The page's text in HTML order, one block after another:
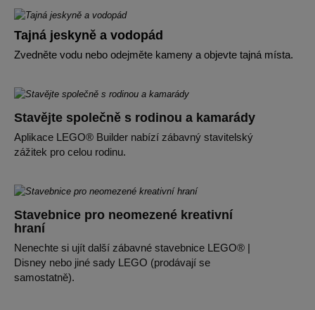
Tajná jeskyně a vodopád
Zvedněte vodu nebo odejměte kameny a objevte tajná místa.
Stavějte společně s rodinou a kamarády
Aplikace LEGO® Builder nabízí zábavný stavitelský
zážitek pro celou rodinu.
Stavebnice pro neomezené kreativní
hraní
Nenechte si ujít další zábavné stavebnice LEGO® |
Disney nebo jiné sady LEGO (prodávají se
samostatně).